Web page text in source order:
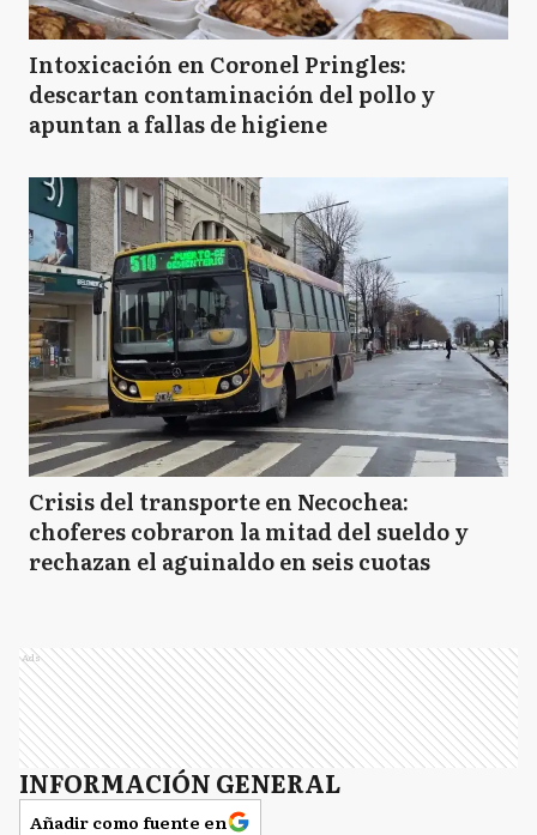
Intoxicación en Coronel Pringles:
descartan contaminación del pollo y
apuntan a fallas de higiene
Crisis del transporte en Necochea:
choferes cobraron la mitad del sueldo y
rechazan el aguinaldo en seis cuotas
Ads
INFORMACIÓN GENERAL
Añadir como fuente en